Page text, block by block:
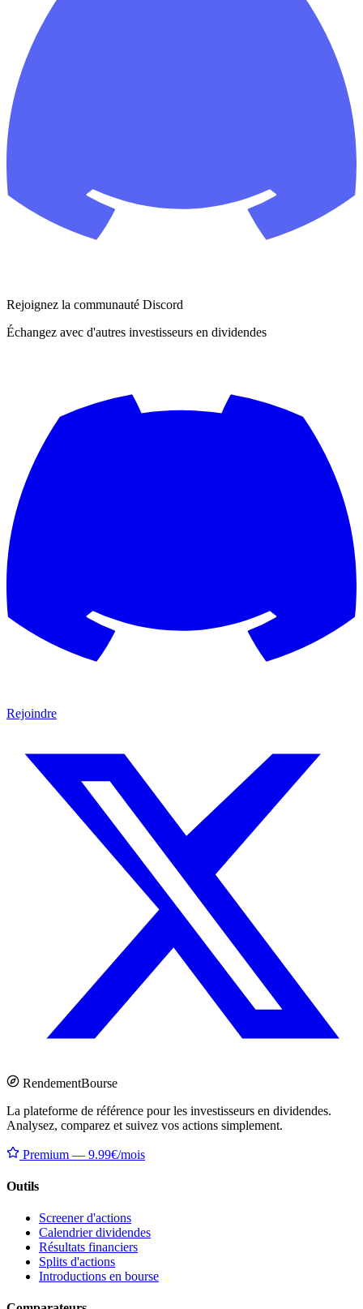
Rejoignez la communauté Discord
Échangez avec d'autres investisseurs en dividendes
Rejoindre
RendementBourse
La plateforme de référence pour les investisseurs en dividendes.
Analysez, comparez et suivez vos actions simplement.
Premium — 9.99€/mois
Outils
Screener d'actions
Calendrier dividendes
Résultats financiers
Splits d'actions
Introductions en bourse